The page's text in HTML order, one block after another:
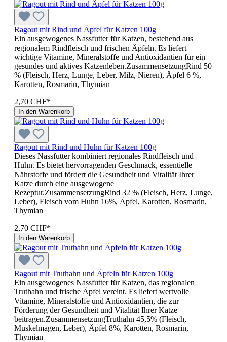
Ragout mit Rind und Äpfel für Katzen 100g
Ein ausgewogenes Nassfutter für Katzen, bestehend aus
regionalem Rindfleisch und frischen Äpfeln. Es liefert
wichtige Vitamine, Mineralstoffe und Antioxidantien für ein
gesundes und aktives Katzenleben.ZusammensetzungRind 50
% (Fleisch, Herz, Lunge, Leber, Milz, Nieren), Äpfel 6 %,
Karotten, Rosmarin, Thymian
2,70 CHF*
In den Warenkorb
Ragout mit Rind und Huhn für Katzen 100g
Dieses Nassfutter kombiniert regionales Rindfleisch und
Huhn. Es bietet hervorragenden Geschmack, essentielle
Nährstoffe und fördert die Gesundheit und Vitalität Ihrer
Katze durch eine ausgewogene
Rezeptur.ZusammensetzungRind 32 % (Fleisch, Herz, Lunge,
Leber), Fleisch vom Huhn 16%, Äpfel, Karotten, Rosmarin,
Thymian
2,70 CHF*
In den Warenkorb
Ragout mit Truthahn und Äpfeln für Katzen 100g
Ein ausgewogenes Nassfutter für Katzen, das regionalen
Truthahn und frische Äpfel vereint. Es liefert wertvolle
Vitamine, Mineralstoffe und Antioxidantien, die zur
Förderung der Gesundheit und Vitalität Ihrer Katze
beitragen.ZusammensetzungTruthahn 45,5% (Fleisch,
Muskelmagen, Leber), Äpfel 8%, Karotten, Rosmarin,
Thymian